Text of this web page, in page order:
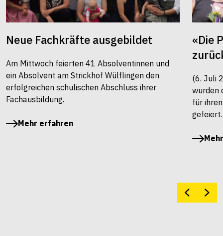
Neue Fachkräfte ausgebildet
Am Mittwoch feierten 41 Absolventinnen und
ein Absolvent am Strickhof Wülflingen den
erfolgreichen schulischen Abschluss ihrer
Fachausbildung.
Mehr erfahren
«Die
(6. Juli
wurden
für
gefeiert.